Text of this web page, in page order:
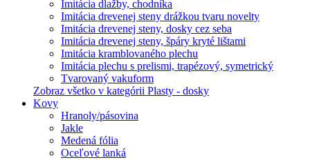
Imitácia dlažby, chodníka
Imitácia drevenej steny drážkou tvaru novelty
Imitácia drevenej steny, dosky cez seba
Imitácia drevenej steny, špáry kryté lištami
Imitácia kramblovaného plechu
Imitácia plechu s prelismi, trapézový, symetrický
Tvarovaný vakuform
Zobraz všetko v kategórii Plasty - dosky
Kovy
Hranoly/pásovina
Jakle
Medená fólia
Oceľové lanká